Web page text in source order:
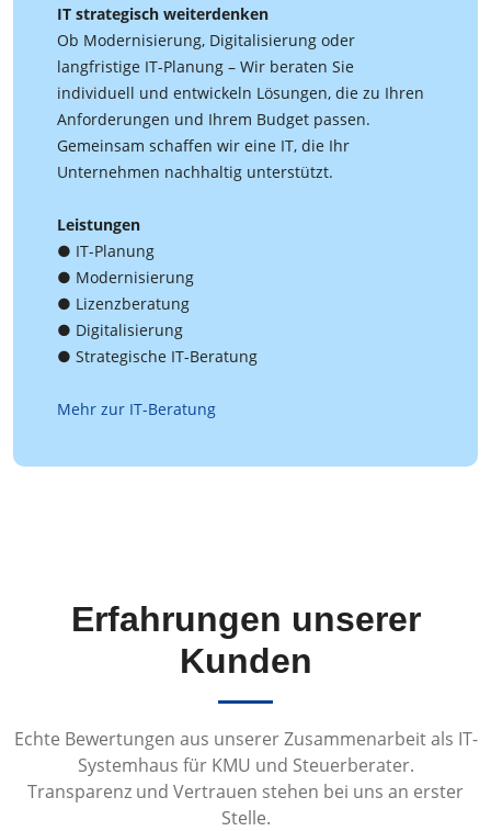
IT strategisch weiterdenken
Ob Modernisierung, Digitalisierung oder
langfristige IT-Planung – Wir beraten Sie
individuell und entwickeln Lösungen, die zu Ihren
Anforderungen und Ihrem Budget passen.
Gemeinsam schaffen wir eine IT, die Ihr
Unternehmen nachhaltig unterstützt.
Leistungen
● IT-Planung
● Modernisierung
● Lizenzberatung
● Digitalisierung
● Strategische IT-Beratung
Mehr zur IT-Beratung
Erfahrungen unserer
Kunden
Echte Bewertungen aus unserer Zusammenarbeit als IT-
Systemhaus für KMU und Steuerberater.
Transparenz und Vertrauen stehen bei uns an erster
Stelle.